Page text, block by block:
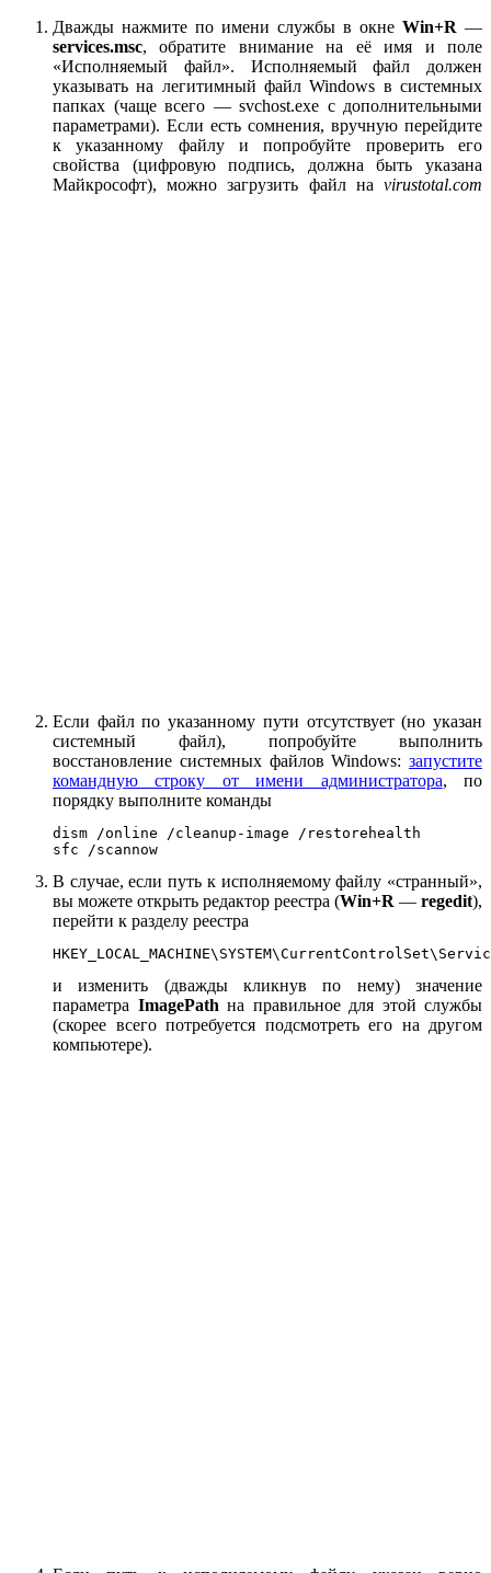
Дважды нажмите по имени службы в окне Win+R —
services.msc, обратите внимание на её имя и поле
«Исполняемый файл». Исполняемый файл должен
указывать на легитимный файл Windows в системных
папках (чаще всего — svchost.exe с дополнительными
параметрами). Если есть сомнения, вручную перейдите
к указанному файлу и попробуйте проверить его
свойства (цифровую подпись, должна быть указана
Майкрософт), можно загрузить файл на virustotal.com
Если файл по указанному пути отсутствует (но указан
системный файл), попробуйте выполнить
восстановление системных файлов Windows: запустите
командную строку от имени администратора, по
порядку выполните команды
dism /online /cleanup-image /restorehealth
sfc /scannow
В случае, если путь к исполняемому файлу «странный»,
вы можете открыть редактор реестра (Win+R — regedit),
перейти к разделу реестра
и изменить (дважды кликнув по нему) значение
параметра ImagePath на правильное для этой службы
(скорее всего потребуется подсмотреть его на другом
компьютере).